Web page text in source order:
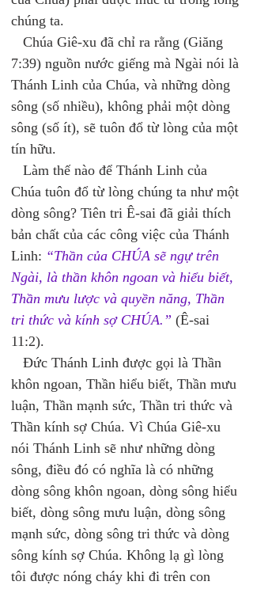
chúng ta.
Chúa Giê-xu đã chỉ ra rằng (Giăng
7:39) nguồn nước giếng mà Ngài nói là
Thánh Linh của Chúa, và những dòng
sông (số nhiều), không phải một dòng
sông (số ít), sẽ tuôn đổ từ lòng của một
tín hữu.
Làm thế nào để Thánh Linh của
Chúa tuôn đổ từ lòng chúng ta như một
dòng sông? Tiên tri Ê-sai đã giải thích
bản chất của các công việc của Thánh
Linh: “Thần của CHÚA sẽ ngự trên
Ngài, là thần khôn ngoan và hiểu biết,
Thần mưu lược và quyền năng, Thần
tri thức và kính sợ CHÚA.” (Ê-sai
11:2).
Đức Thánh Linh được gọi là Thần
khôn ngoan, Thần hiểu biết, Thần mưu
luận, Thần mạnh sức, Thần tri thức và
Thần kính sợ Chúa. Vì Chúa Giê-xu
nói Thánh Linh sẽ như những dòng
sông, điều đó có nghĩa là có những
dòng sông khôn ngoan, dòng sông hiểu
biết, dòng sông mưu luận, dòng sông
mạnh sức, dòng sông tri thức và dòng
sông kính sợ Chúa. Không lạ gì lòng
tôi được nóng cháy khi đi trên con